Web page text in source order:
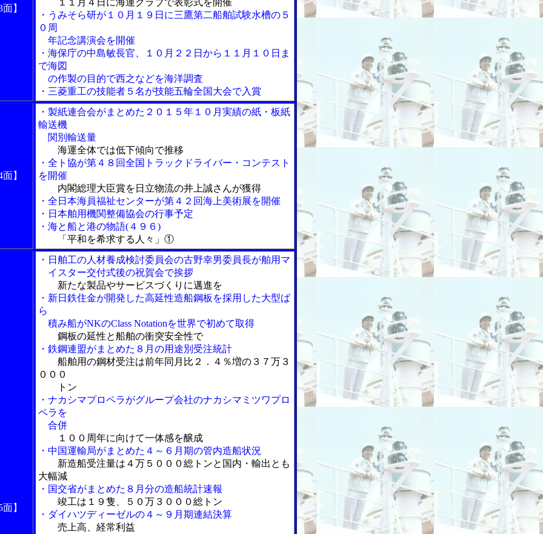
】
１１月４日に海運クラブで表彰式を開催
・うみそら研が１０月１９日に三鷹第二船舶試験水槽の５
０周
年記念講演会を開催
・海保庁の中島敏長官、１０月２２日から１１月１０日ま
で海図
の作製の目的で西之などを海洋調査
・三菱重工の技能者５名が技能五輪全国大会で入賞
】
・製紙連合会がまとめた２０１５年１０月実績の紙・板紙
輸送機
関別輸送量
海運全体では低下傾向で推移
・全ト協が第４８回全国トラックドライバー・コンテスト
を開催
内閣総理大臣賞を日立物流の井上誠さんが獲得
・全日本海員福祉センターが第４２回海上美術展を開催
・日本舶用機関整備協会の行事予定
・海と船と港の物語(４９６)
「平和を希求する人々」①
】
・日舶工の人材養成検討委員会の古野幸男委員長が舶用マ
イスター交付式後の祝賀会で挨拶
新たな製品やサービスづくりに邁進を
・新日鉄住金が開発した高延性造船鋼板を採用した大型ば
ら
積み船がNKのClass Notationを世界で初めて取得
鋼板の延性と船舶の衝突安全性で
・鉄鋼連盟がまとめた８月の用途別受注統計
船舶用の鋼材受注は前年同月比２．４％増の３７万３
０００
トン
・ナカシマプロペラがグループ会社のナカシマミツワプロ
ペラを
合併
１００周年に向けて一体感を醸成
・中国運輸局がまとめた４～６月期の管内造船状況
新造船受注量は４万５０００総トンと国内・輸出とも
大幅減
・国交省がまとめた８月分の造船統計速報
竣工は１９隻、５０万３０００総トン
・ダイハツディーゼルの４～９月期連結決算
売上高、経常利益